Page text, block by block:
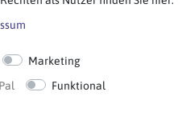
Marketing
Funktional